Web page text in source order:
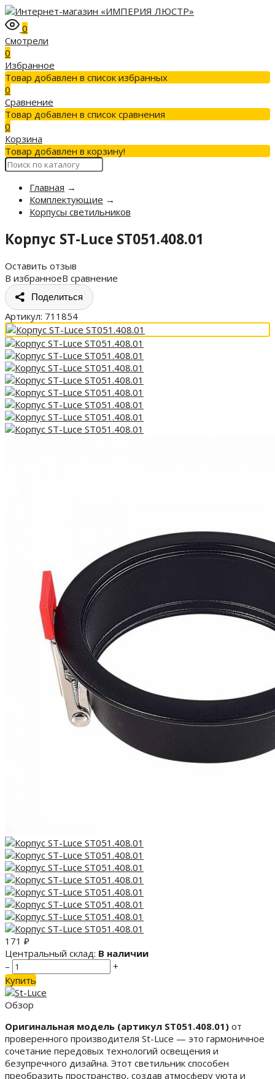
0
Смотрели
0
Избранное
Товар добавлен в список избранных
0
Сравнение
Товар добавлен в список сравнения
0
Корзина
Товар добавлен в корзину!
Главная →
Комплектующие →
Корпусы светильников
Корпус ST-Luce ST051.408.01
Оставить отзыв
В избранноеВ сравнение
Поделиться
Артикул: 711854
171 ₽
Центральный склад: В наличии
–
+
Купить
Обзор
Оригинальная модель (артикул ST051.408.01) от
проверенного производителя St-Luce — это гармоничное
сочетание передовых технологий освещения и
безупречного дизайна. Этот светильник способен
преобразить пространство, создав атмосферу уюта и